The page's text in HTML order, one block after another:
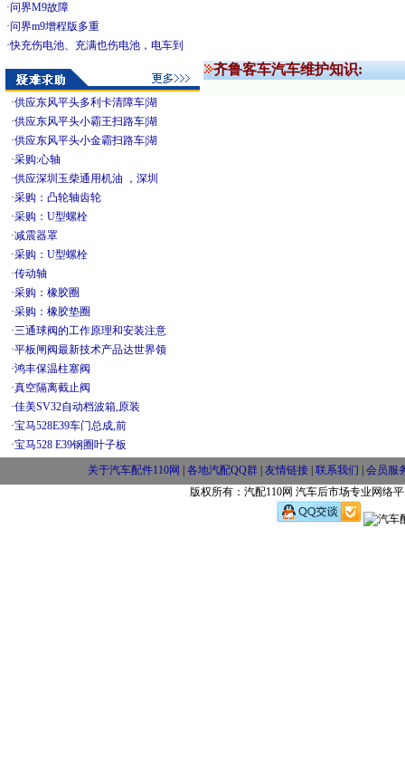
·问界M9故障
·问界m9增程版多重
·快充伤电池、充满也伤电池，电车到
·供应东风平头多利卡清障车|湖
·供应东风平头小霸王扫路车|湖
·供应东风平头小金霸扫路车|湖
·采购:心轴
·供应深圳玉柴通用机油 ，深圳
·采购：凸轮轴齿轮
·采购：U型螺栓
·减震器罩
·采购：U型螺栓
·传动轴
·采购：橡胶圈
·采购：橡胶垫圈
·三通球阀的工作原理和安装注意
·平板闸阀最新技术产品达世界领
·鸿丰保温柱塞阀
·真空隔离截止阀
·佳美SV32自动档波箱,原装
·宝马528E39车门总成,前
·宝马528 E39钢圈叶子板
齐鲁客车汽车维护知识:
关于汽车配件110网 各地汽配QQ群 友情链接 联系我们
会员服
版权所有：汽配110网 汽车后市场专业网络